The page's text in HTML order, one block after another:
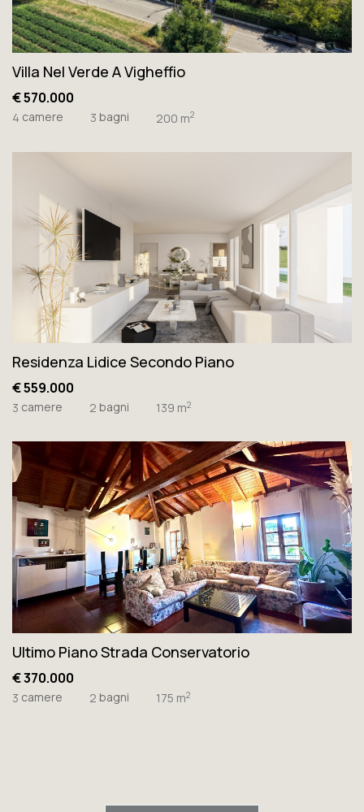
Villa Nel Verde A Vigheffio
€ 570.000
4 camere 3 bagni 200 m2
Residenza Lidice Secondo Piano
€ 559.000
3 camere 2 bagni 139 m2
Ultimo Piano Strada Conservatorio
€ 370.000
3 camere 2 bagni 175 m2